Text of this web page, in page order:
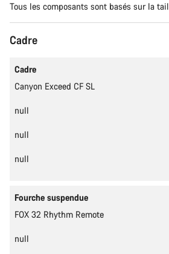
Tous les composants sont basés sur la
Cadre
Cadre
Canyon Exceed CF SL
null
null
null
Fourche suspendue
FOX 32 Rhythm Remote
null